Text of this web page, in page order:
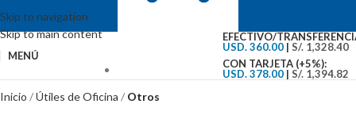
Skip to navigation
Skip to main content
MENÚ
EFECTIVO/
USD. 360.00 | S/. 1,328.40
CON TARJETA (+5%):
USD. 378.00 | S/. 1,394.82
Inicio Útiles de Oficina Otros